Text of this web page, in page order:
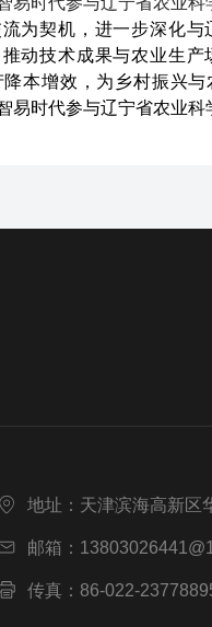
为契机，进一步深化
动技术成果与农业生
本增效，为乡村振兴与
地址：天津滨海高新区
邮箱：
传真：86-022-